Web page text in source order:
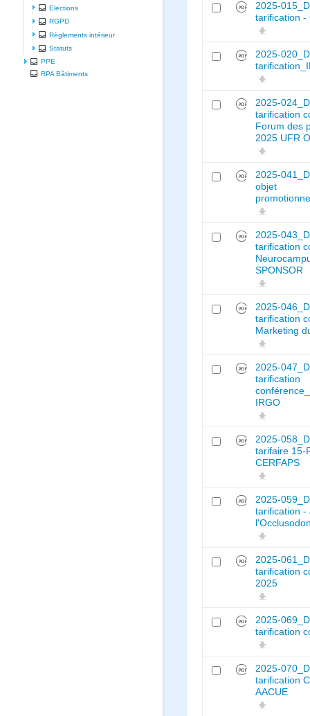
Elections
RGPD
Règlements intérieur
Statuts
PPE
RPA Bâtiments
2025-
tarification -
2025-
2025-
tarification
Forum des
2025 UFR
2025-
objet
2025-
tarification
SPONSOR
2025-
tarification
Marketing
2025-
tarification
IRGO
2025-
tarifaire 15-
CERFAPS
2025-
tarification -
2025-
tarification
2025
2025-
tarification
2025-
tarification
AACUE